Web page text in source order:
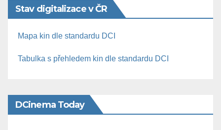
Stav digitalizace v ČR
Mapa kin dle standardu DCI
Tabulka s přehledem kin dle standardu DCI
DCinema Today